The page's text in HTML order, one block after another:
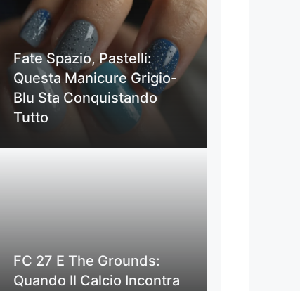
Fate Spazio, Pastelli:
Questa Manicure Grigio-
Blu Sta Conquistando
Tutto
FC 27 E The Grounds:
Quando Il Calcio Incontra